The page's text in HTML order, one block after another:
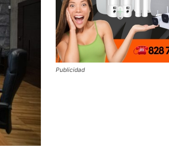
Publicidad